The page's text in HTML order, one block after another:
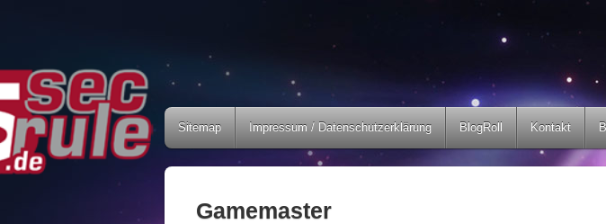
Sitemap Impressum / Datenschutzerklärung BlogRoll Kontakt
Gamemaster